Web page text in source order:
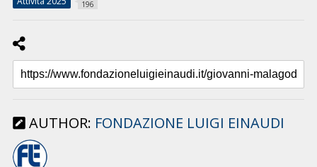
196
AUTHOR: FONDAZIONE LUIGI EINAUDI